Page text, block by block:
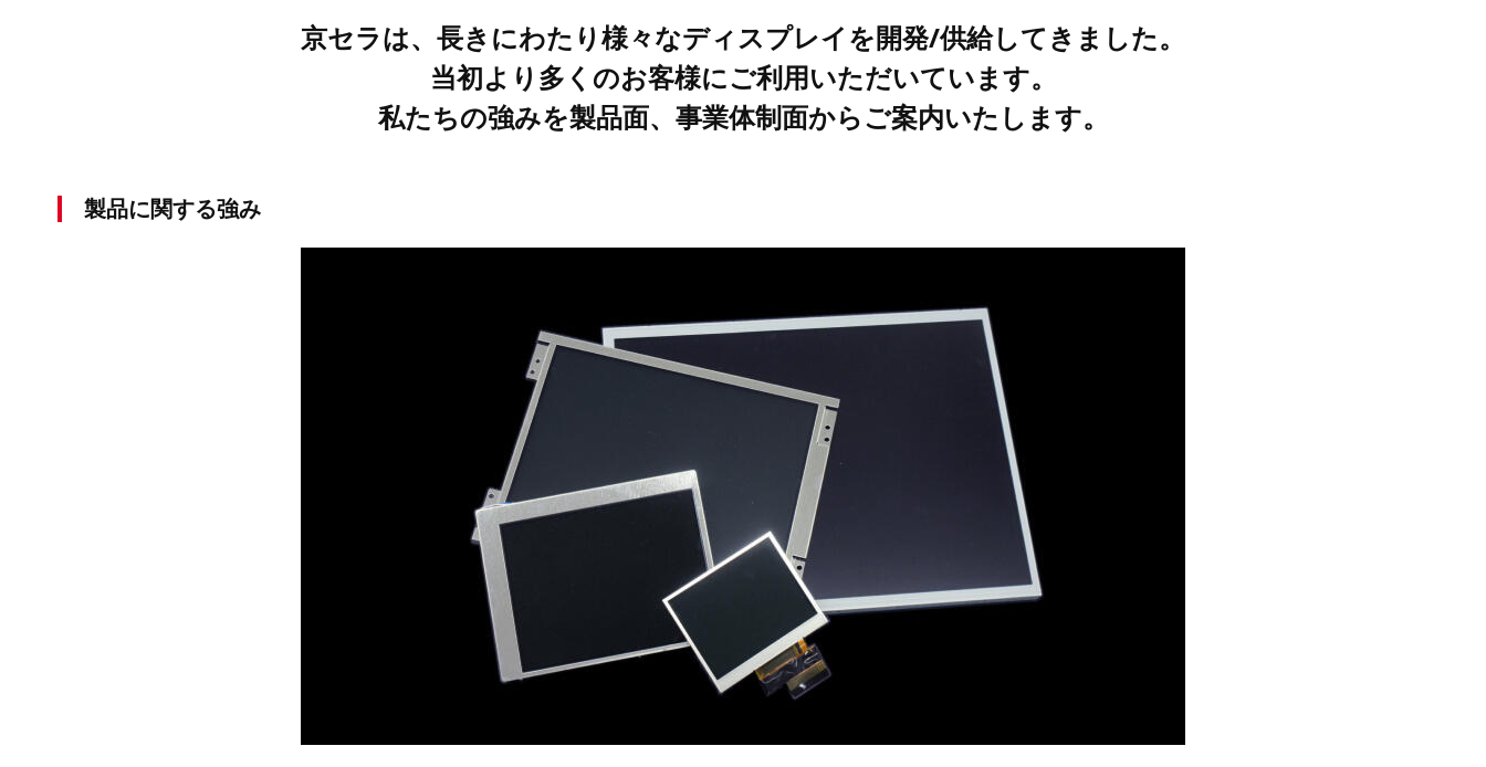
京セラは、長きにわたり様々なディスプレイを開発/供給してきました。
当初より多くのお客様にご利用いただいています。
私たちの強みを製品面、事業体制面からご案内いたします。
製品に関する強み